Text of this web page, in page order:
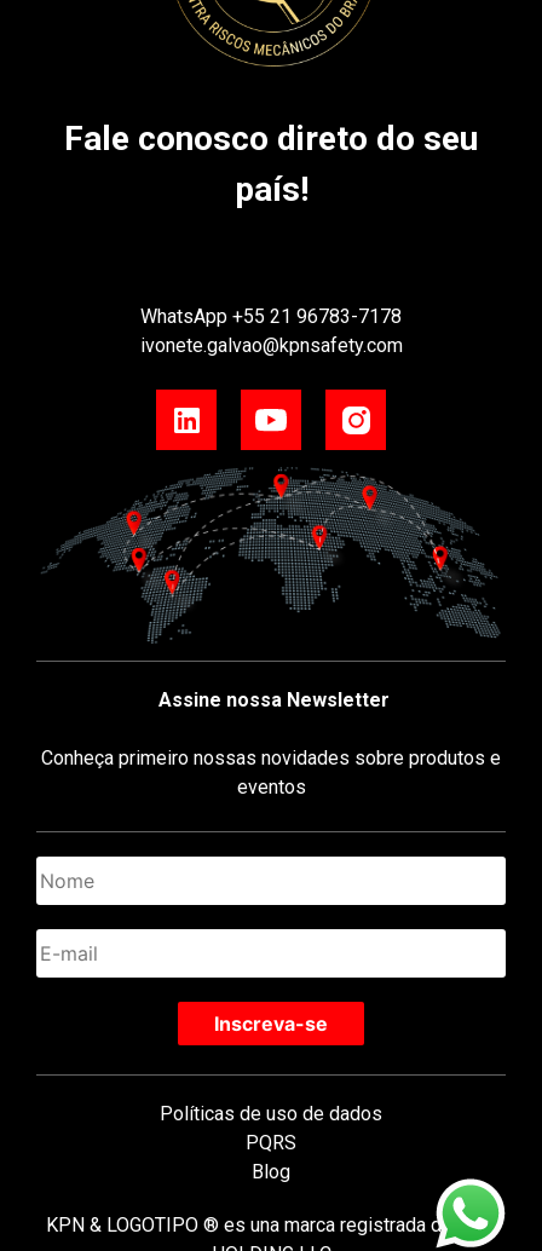
Fale conosco direto do seu
país!
WhatsApp +55 21 96783-7178
ivonete.galvao@kpnsafety.com
Assine nossa Newsletter
Conheça primeiro nossas novidades sobre produtos e
eventos
Políticas de uso de dados
PQRS
Blog
KPN & LOGOTIPO ® es una marca registrada de KPN